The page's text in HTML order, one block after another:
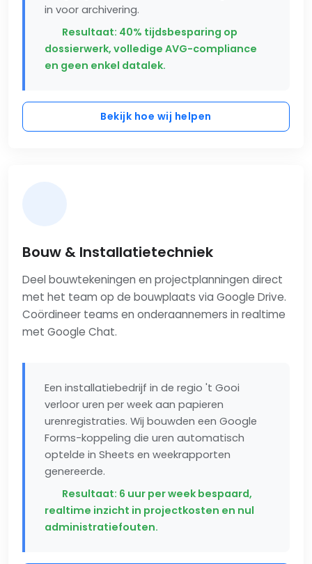
in voor archivering.
Resultaat: 40% tijdsbesparing op
dossierwerk, volledige AVG-compliance
en geen enkel datalek.
Bekijk hoe wij helpen
Bouw & Installatietechniek
Deel bouwtekeningen en projectplanningen direct
met het team op de bouwplaats via Google Drive.
Coördineer teams en onderaannemers in realtime
met Google Chat.
Een installatiebedrijf in de regio 't Gooi
verloor uren per week aan papieren
urenregistraties. Wij bouwden een Google
Forms-koppeling die uren automatisch
optelde in Sheets en weekrapporten
genereerde.
Resultaat: 6 uur per week bespaard,
realtime inzicht in projectkosten en nul
administratiefouten.